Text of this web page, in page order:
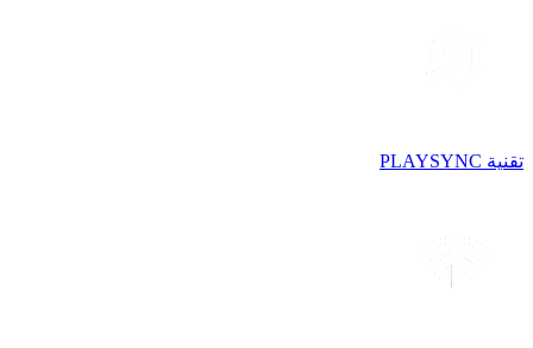
تقنية PLAYSYNC